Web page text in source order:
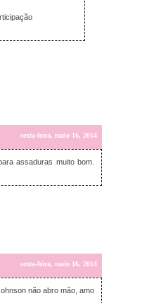
sexta-feira, maio 16, 2014
assaduras muito bom.
sexta-feira, maio 16, 2014
não abro mão, amo